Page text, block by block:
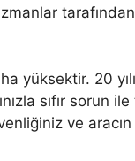
yüksektir. 20
sıfır sorun ile
ve